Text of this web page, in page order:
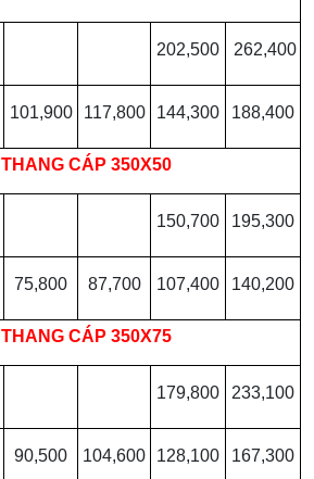
202,500 262,400
101,900 117,800 144,300 188,400
THANG CÁP 350X50
150,700 195,300
75,800 87,700 107,400 140,200
THANG CÁP 350X75
179,800 233,100
90,500 104,600 128,100 167,300